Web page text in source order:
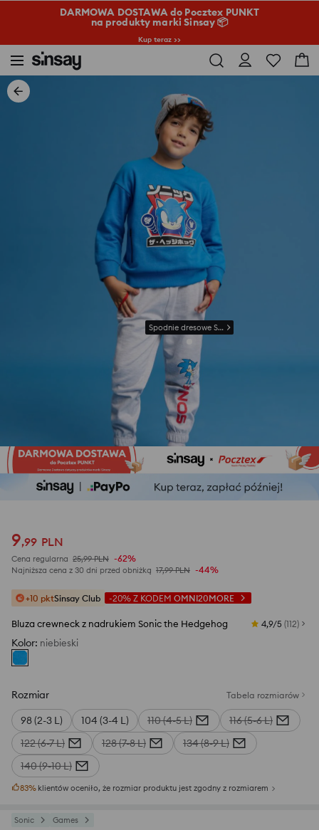
DARMOWA DOSTAWA do Pocztex PUNKT
na produkty marki Sinsay 📦
Kup teraz >>
Spodnie dresowe Sonic
9,99 PLN
Cena regularna 25,99 PLN -62%
Najniższa cena z 30 dni przed obniżką 17,99 PLN -44%
+10 pktSinsay Club -20% Z KODEM OMNI20MORE
Bluza crewneck z nadrukiem Sonic the Hedgehog 4,9/5 (112)
Kolor: niebieski
Rozmiar Tabela rozmiarów
98 (2-3 L) 104 (3-4 L) 110 (4-5 L)
116 (5-6 L)
122 (6-7 L)
128 (7-8 L)
134 (8-9 L)
140 (9-10 L)
83% klientów oceniło, że rozmiar produktu jest zgodny z rozmiarem
Sonic Games